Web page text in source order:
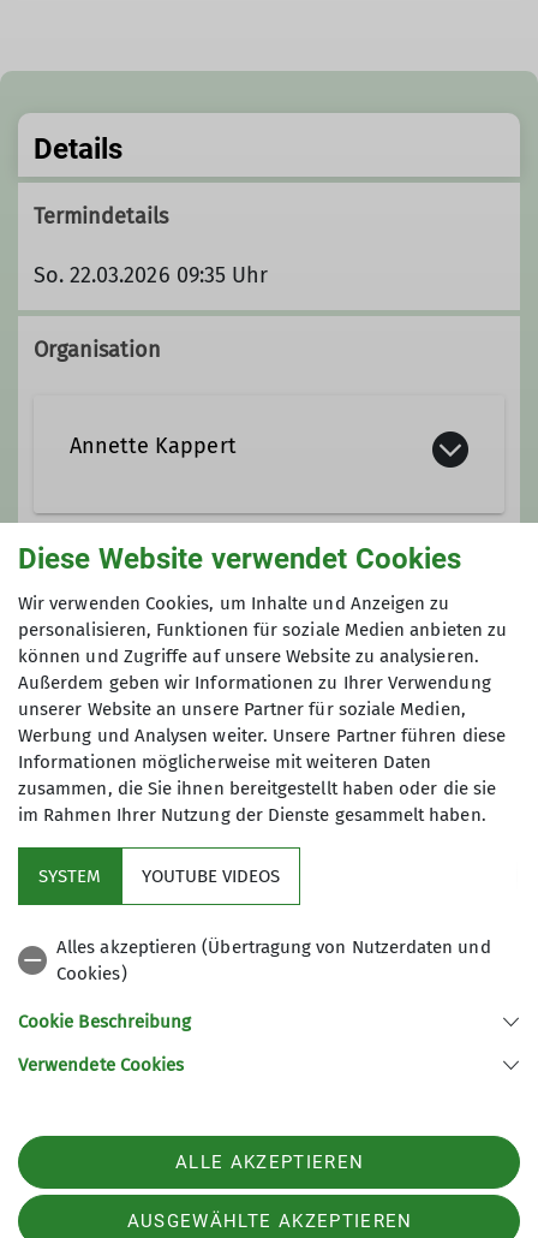
Details
Termindetails
So. 22.03.2026 09:35 Uhr
Organisation
Annette Kappert
0177-2864387
annettekappert@web.de
TAGESWANDERUNG
Die Länge der Wanderungen beträgt
ca. 20 km. Die Anforderungen an die
variieren. Die Events werden mal mit,
steht das gemeinschaftliche Natur-
und/oder Kulturerlebnis oder die
sportliche Unternehmung im
Aktuelles
Sektion Bochum des Deutschen Alpenvereins e.V.
Normannenstr. 22
44793 Bochum
Telefon +49234504169
Diese Website verwendet Cookies
Wir verwenden Cookies, um Inhalte und Anzeigen zu
personalisieren, Funktionen für soziale Medien anbieten zu
können und Zugriffe auf unsere Website zu analysieren.
Außerdem geben wir Informationen zu Ihrer Verwendung
unserer Website an unsere Partner für soziale Medien,
Werbung und Analysen weiter. Unsere Partner führen diese
Informationen möglicherweise mit weiteren Daten
zusammen, die Sie ihnen bereitgestellt haben oder die sie
im Rahmen Ihrer Nutzung der Dienste gesammelt haben.
SYSTEM YOUTUBE VIDEOS
Alles akzeptieren (Übertragung von Nutzerdaten und
Cookies)
Cookie Beschreibung
Verwendete Cookies
ALLE AKZEPTIEREN
AUSGEWÄHLTE AKZEPTIEREN